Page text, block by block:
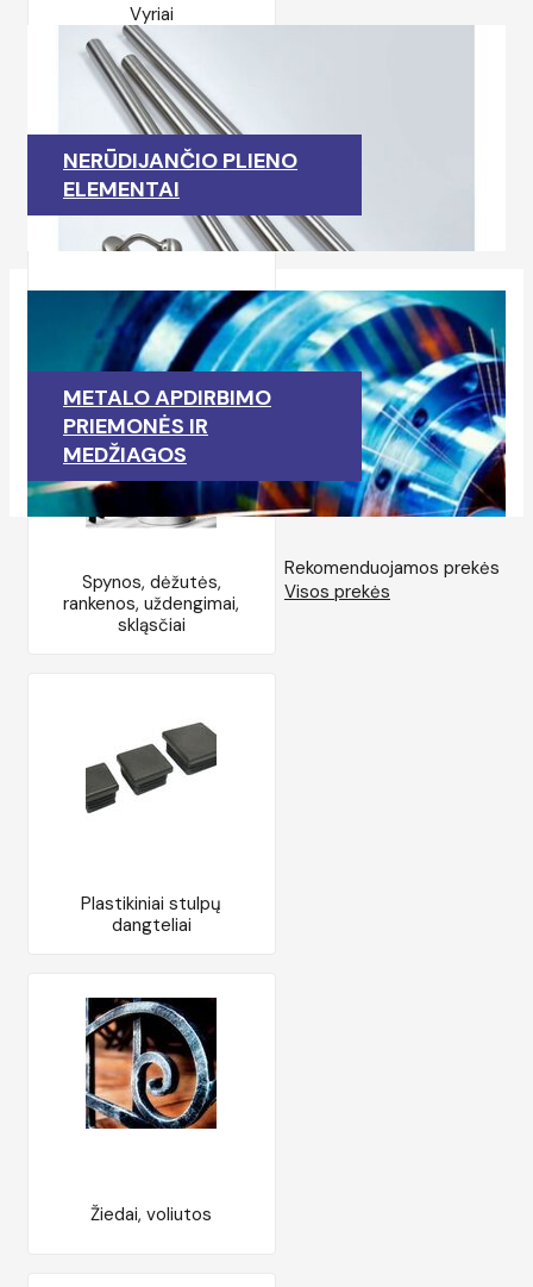
Vyriai
Metaliniai stogeliai
Spynos, dėžutės,
rankenos, uždengimai,
skląsčiai
Plastikiniai stulpų
dangteliai
Žiedai, voliutos
NERŪDIJANČIO PLIENO
ELEMENTAI
METALO APDIRBIMO
PRIEMONĖS IR
MEDŽIAGOS
Rekomenduojamos prekės
Visos prekės